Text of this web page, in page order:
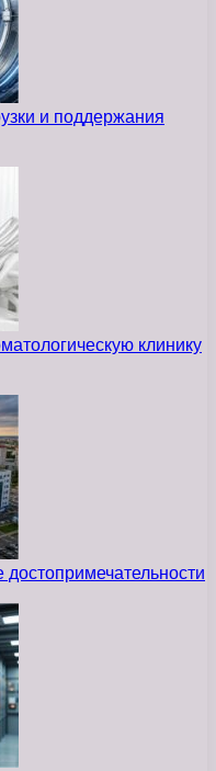
и поддержания
клинику